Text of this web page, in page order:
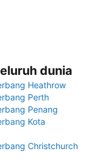
dunia
Heathrow
Perth
Penang
Kota
Christchurch